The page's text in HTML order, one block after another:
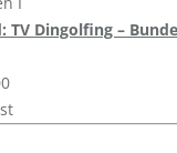
TV Dingolfing –